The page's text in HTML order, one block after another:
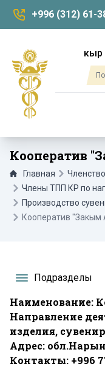
+996 (312) 61-
кыр
Кооператив
Главная
Члены ТПП КР по
Производство
Кооператив
Подразделы
Наименование:
Направление
изделия,
Адрес: обл.Нарын
Контакты: +996